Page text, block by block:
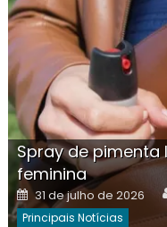
Spray de
feminina
Posted
on
31 de julho de 2026
Principais Notícias